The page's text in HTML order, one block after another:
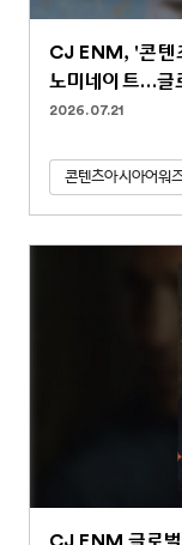
CJ ENM, '콘텐
노미네이트…글
2026.07.21
콘텐츠아시아어워